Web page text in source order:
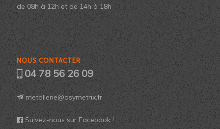
de 08h à 12h et de 14h à 18h
NOUS CONTACTER
04 78 56 26 09
metallerie@asymetrix.fr
Suivez-nous sur Facebook !